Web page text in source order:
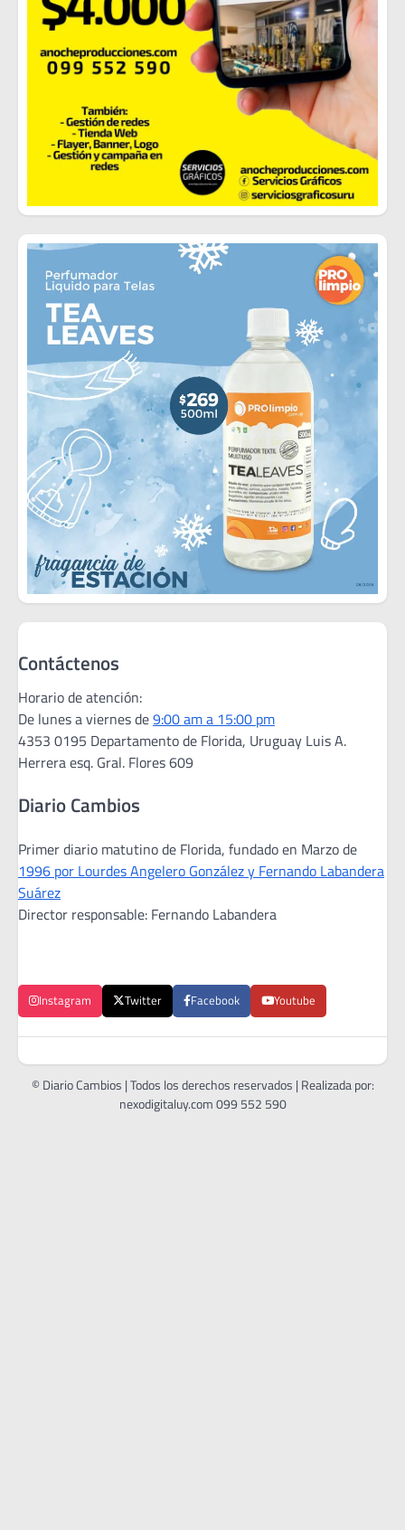
Contáctenos
Horario de atención:
De lunes a viernes de9:00 am a 15:00 pm
4353 0195 Departamento de Florida, Uruguay Luis A.
Herrera esq. Gral. Flores 609
Diario Cambios
Primer diario matutino de Florida, fundado en Marzo de
1996 por Lourdes Angelero González y Fernando Labandera
Suárez
Director responsable: Fernando Labandera
Instagram Twitter Facebook Youtube